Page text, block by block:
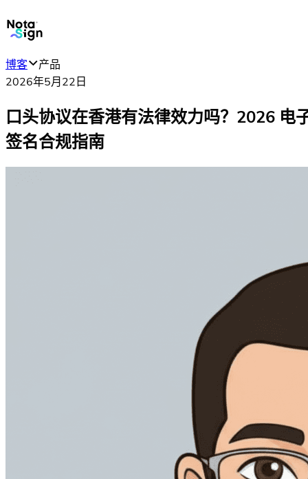
博客
产品
2026年5月22日
口头协议在香港有法律效力吗？2026 电
签名合规指南